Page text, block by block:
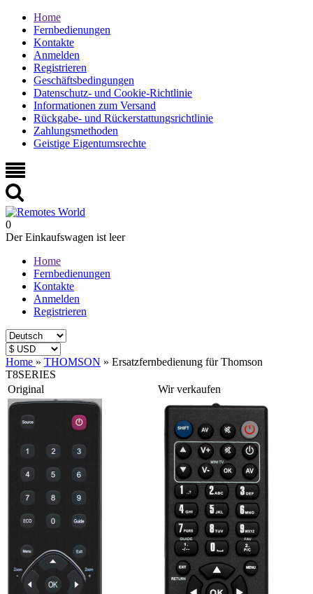
Home
Fernbedienungen
Kontakte
Anmelden
Registrieren
Geschäftsbedingungen
Datenschutz- und Cookie-Richtlinie
Informationen zum Versand
Rückgabe- und Rückerstattungsrichtlinie
Zahlungsmethoden
Geistige Eigentumsrechte
0
Der Einkaufswagen ist leer
Home
Fernbedienungen
Kontakte
Anmelden
Registrieren
Home » THOMSON » Ersatzfernbedienung für Thomson
T8SERIES
Original
Wir verkaufen